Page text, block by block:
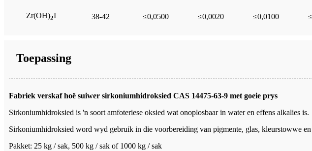
Zr(OH)2I 38-42 ≤0,0500 ≤0,0020 ≤0,0100
Toepassing
Fabriek verskaf hoë suiwer sirkoniumhidroksied CAS 14475-63-9 met goeie prys
Sirkoniumhidroksied is 'n soort amfoteriese oksied wat onoplosbaar in water en effens alkalies is.
Sirkoniumhidroksied word wyd gebruik in die voorbereiding van pigmente, glas, kleurstowwe
Pakket: 25 kg / sak, 500 kg / sak of 1000 kg / sak